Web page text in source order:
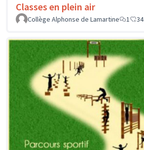
Classes en plein air
Collège Alphonse de Lamartine
1 34